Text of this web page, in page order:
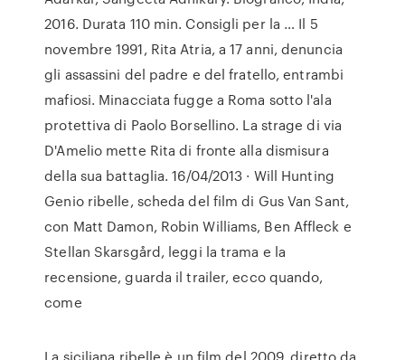
2016. Durata 110 min. Consigli per la … Il 5
novembre 1991, Rita Atria, a 17 anni, denuncia
gli assassini del padre e del fratello, entrambi
mafiosi. Minacciata fugge a Roma sotto l'ala
protettiva di Paolo Borsellino. La strage di via
D'Amelio mette Rita di fronte alla dismisura
della sua battaglia. 16/04/2013 · Will Hunting
Genio ribelle, scheda del film di Gus Van Sant,
con Matt Damon, Robin Williams, Ben Affleck e
Stellan Skarsgård, leggi la trama e la
recensione, guarda il trailer, ecco quando,
come
La siciliana ribelle è un film del 2009, diretto da